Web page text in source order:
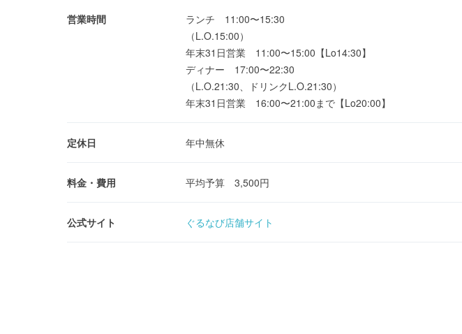
営業時間
ランチ 11:00〜15:30
（L.O.15:00）
年末31日営業 11:00〜15:00【Lo14:30】
ディナー 17:00〜22:30
（L.O.21:30、ドリンクL.O.21:30）
年末31日営業 16:00〜21:00まで【Lo20:00】
定休日 年中無休
料金・費用 平均予算 3,500円
公式サイト ぐるなび店舗サイト